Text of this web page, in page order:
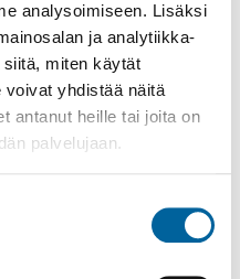
analysoimiseen. Lisäksi
ja analytiikka-
miten käytät
yhdistää näitä
antanut heille tai joita on
palvelujaan.
aukioloaikana